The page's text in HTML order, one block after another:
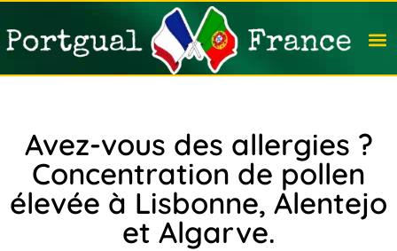
Avez-vous des allergies ?
Concentration de pollen
élevée à Lisbonne, Alentejo
et Algarve.